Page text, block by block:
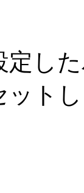
定し
ット